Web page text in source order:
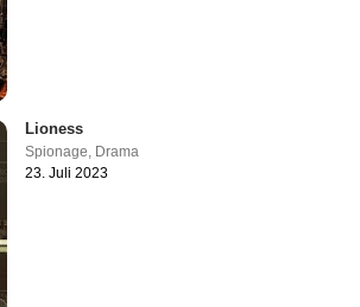
Lioness
Spionage Drama
23. Juli 2023